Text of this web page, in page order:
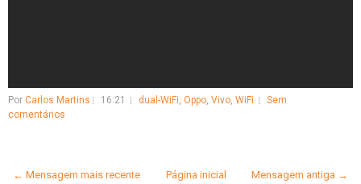
Por Carlos Martins 16:21 dual-WiFi, Oppo, Vivo, WiFi
Sem
comentários
← Mensagem mais recente Mensagem antiga →
Página inicial